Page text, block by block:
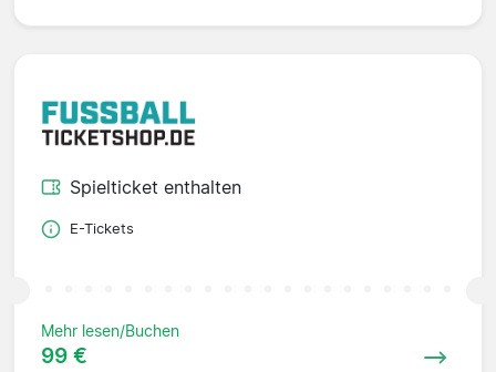
Spielticket enthalten
E-Tickets
Mehr lesen/Buchen
99 €